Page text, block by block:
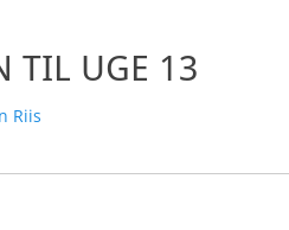
TIL UGE 13
Riis